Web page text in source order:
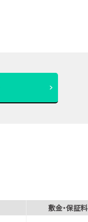
敷金・保証料